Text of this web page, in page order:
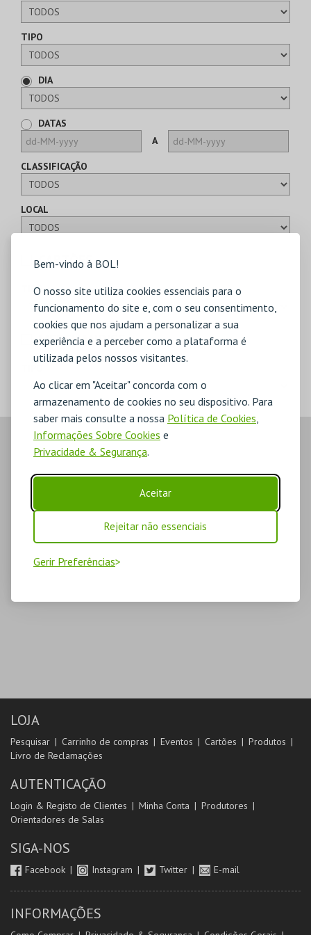
Bem-vindo à BOL!
O nosso site utiliza cookies essenciais para o
funcionamento do site e, com o seu consentimento,
cookies que nos ajudam a personalizar a sua
experiência e a perceber como a plataforma é
utilizada pelos nossos visitantes.
Ao clicar em "Aceitar" concorda com o
armazenamento de cookies no seu dispositivo. Para
saber mais consulte a nossa Política de Cookies,
Informações Sobre Cookies e
Privacidade & Segurança.
Aceitar
Rejeitar não essenciais
Gerir Preferências
TIPO
DIA
DATAS
A
CLASSIFICAÇÃO
LOCAL
CARTÕES
TIPO
MERCHANDISE
LOJA
Pesquisar Carrinho de compras Eventos Cartões
Produtos
Livro de Reclamações
AUTENTICAÇÃO
Login & Registo de Clientes Minha Conta
Produtores
Orientadores de Salas
SIGA-NOS
Facebook Instagram Twitter E-mail
INFORMAÇÕES